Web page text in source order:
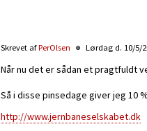
Skrevet afPerOlsen Lørdag d. 10/5/
Når nu det er sådan et pragtfuldt
Så i disse pinsedage giver jeg 10
http://www.jernbaneselskabet.dk